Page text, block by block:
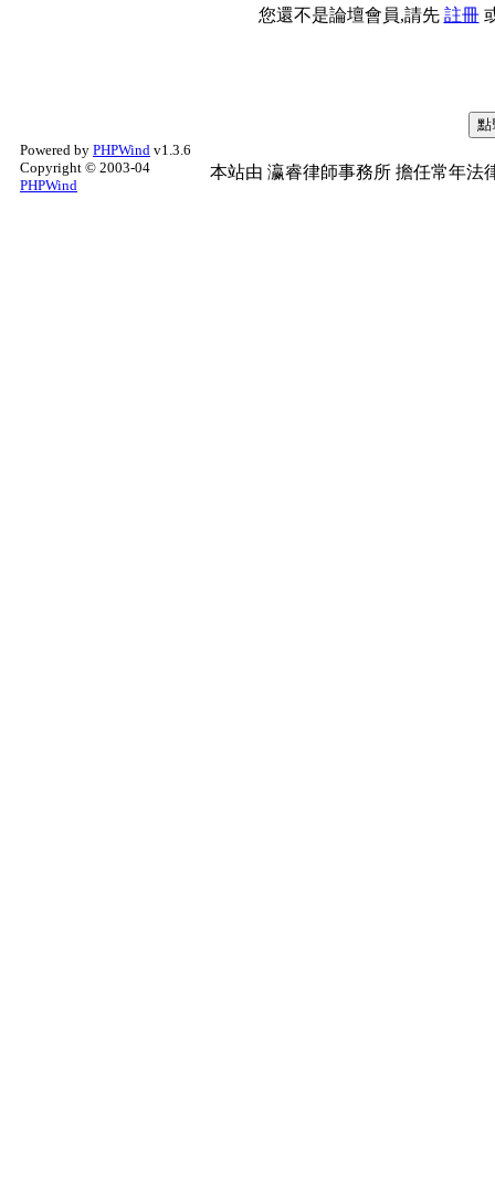
您還不是論壇會員,請先 註冊
Powered by PHPWind v1.3.6
Copyright © 2003-04
PHPWind
本站由 瀛睿律師事務所 擔任常年法